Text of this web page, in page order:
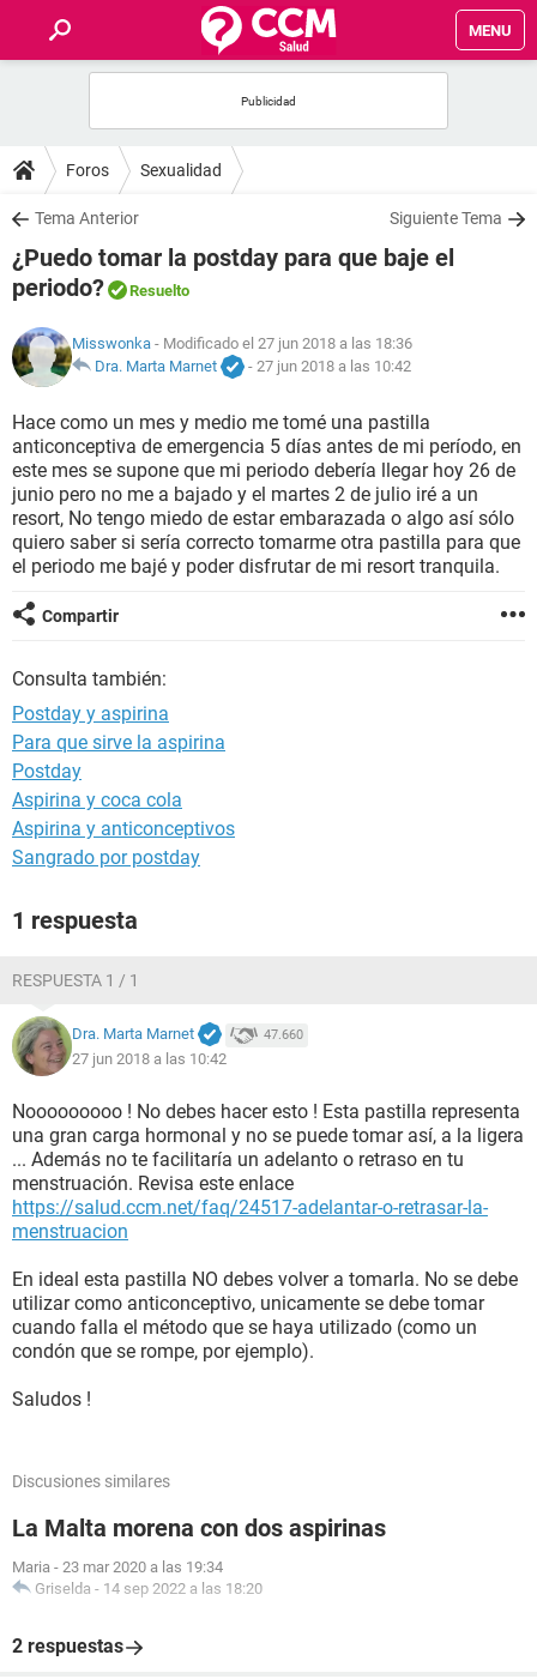
MENU
FOROS
SALUD
FAMILIA
NUTRICIÓN
SEXUALIDAD
GLOSARIO
Foros Sexualidad
Tema Anterior Siguiente Tema
¿Puedo tomar la postday para que baje el
periodo?
Resuelto
Misswonka - Modificado el 27 jun 2018 a las 18:36
Dra. Marta Marnet
- 27 jun 2018 a las 10:42
Hace como un mes y medio me tomé una pastilla
anticonceptiva de emergencia 5 días antes de mi período, en
este mes se supone que mi periodo debería llegar hoy 26 de
junio pero no me a bajado y el martes 2 de julio iré a un
resort, No tengo miedo de estar embarazada o algo así sólo
quiero saber si sería correcto tomarme otra pastilla para que
el periodo me bajé y poder disfrutar de mi resort tranquila.
Compartir
Consulta también:
Postday y aspirina
Para que sirve la aspirina
Postday
Aspirina y coca cola
Aspirina y anticonceptivos
Sangrado por postday
1 respuesta
RESPUESTA 1 / 1
Dra. Marta Marnet 47.660
27 jun 2018 a las 10:42
Nooooooooo ! No debes hacer esto ! Esta pastilla representa
una gran carga hormonal y no se puede tomar así, a la ligera
... Además no te facilitaría un adelanto o retraso en tu
menstruación. Revisa este enlace
https://salud.ccm.net/faq/24517-adelantar-o-retrasar-la-
menstruacion
En ideal esta pastilla NO debes volver a tomarla. No se debe
utilizar como anticonceptivo, unicamente se debe tomar
cuando falla el método que se haya utilizado (como un
condón que se rompe, por ejemplo).
Saludos !
Discusiones similares
La Malta morena con dos aspirinas
Maria - 23 mar 2020 a las 19:34
Griselda - 14 sep 2022 a las 18:20
2 respuestas